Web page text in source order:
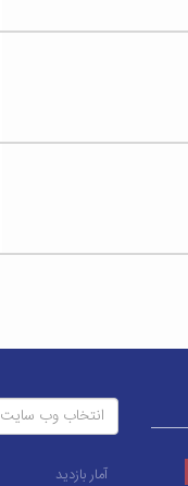
انتخاب وب سایت
آمار بازدید